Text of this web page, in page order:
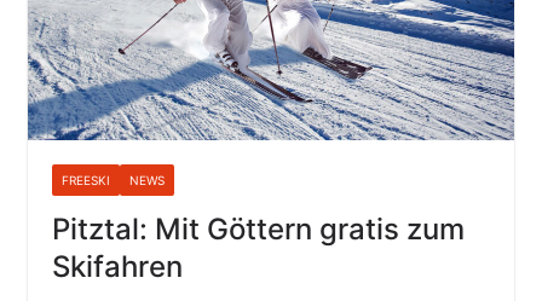
FREESKI NEWS
Pitztal: Mit Göttern gratis zum
Skifahren